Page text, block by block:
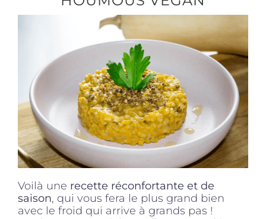
Click and collect
Traiteur
Cours
Accessoires
Voilà une recette réconfortante et de
saison, qui vous fera le plus grand bien
avec le froid qui arrive à grands pas !